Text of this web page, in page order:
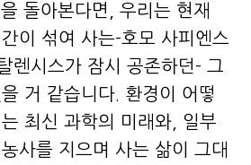
돌아본다면, 우리는 현재
이 섞여 사는-호모 사피엔스
렌시스가 잠시 공존하던- 그
거 같습니다. 환경이 어떻
최신 과학의 미래와, 일부
사를 지으며 사는 삶이 그대